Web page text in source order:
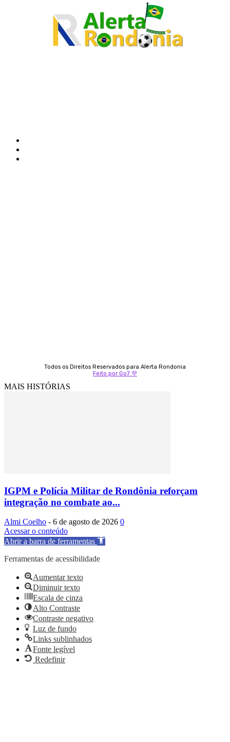
Todos os Direitos Reservados para Alerta Rondonia
Feito por Go7 💜
MAIS HISTÓRIAS
IGPM e Polícia Militar de Rondônia reforçam
integração no combate ao...
Almi Coelho - 6 de agosto de 2026 0
Acessar o conteúdo
Abrir a barra de ferramentas
Ferramentas de acessibilidade
Aumentar texto
Diminuir texto
Escala de cinza
Alto Contraste
Contraste negativo
Luz de fundo
Links sublinhados
Fonte legível
Redefinir